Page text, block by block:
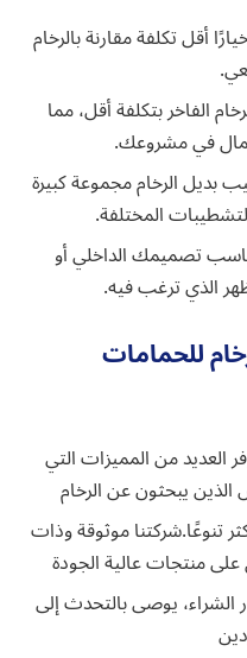
أقل تكلفة مقارنة بالرخام
الفاخر بتكلفة أقل، مما
في مشروعك.
بديل الرخام مجموعة كبيرة
المختلفة.
تصميمك الداخلي أو
الذي ترغب فيه.
للحمامات
العديد من المميزات التي
يبحثون عن الرخام
تنوعًا.شركتنا موثوقة وذات
منتجات عالية الجودة
يوصى بالتحدث إلى